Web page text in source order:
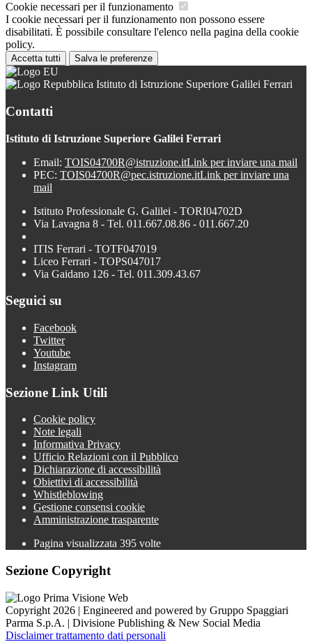
Cookie necessari per il funzionamento
I cookie necessari per il funzionamento non possono essere
disabilitati. È possibile consultare l'elenco nella pagina della cookie
policy.
Accetta tutti Salva le preferenze
Istituto di Istruzione Superiore Galilei Ferrari
Contatti
Istituto di Istruzione Superiore Galilei Ferrari
Email: TOIS04700R@istruzione.itLink per inviare una mail
PEC: TOIS04700R@pec.istruzione.itLink per inviare una
mail
Istituto Professionale G. Galilei - TORI04702D
Via Lavagna 8 - Tel. 011.667.08.86 - 011.667.20
ITIS Ferrari - TOTF047019
Liceo Ferrari - TOPS047017
Via Gaidano 126 - Tel. 011.309.43.67
Seguici su
Facebook
Twitter
Youtube
Instagram
Sezione Link Utili
Cookie policy
Note legali
Informativa Privacy
Ufficio Relazioni con il Pubblico
Dichiarazione di accessibilità
Obiettivi di accessibilità
Whistleblowing
Gestione consensi cookie
Amministrazione trasparente
Pagina visualizzata 395 volte
Sezione Copyright
Copyright 2026 | Engineered and powered by Gruppo Spaggiari
Parma S.p.A. | Divisione Publishing & New Social Media
Disclaimer trattamento dati personali